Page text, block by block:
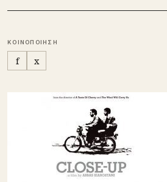
ΚΟΙΝΟΠΟΙΗΣΗ
f x